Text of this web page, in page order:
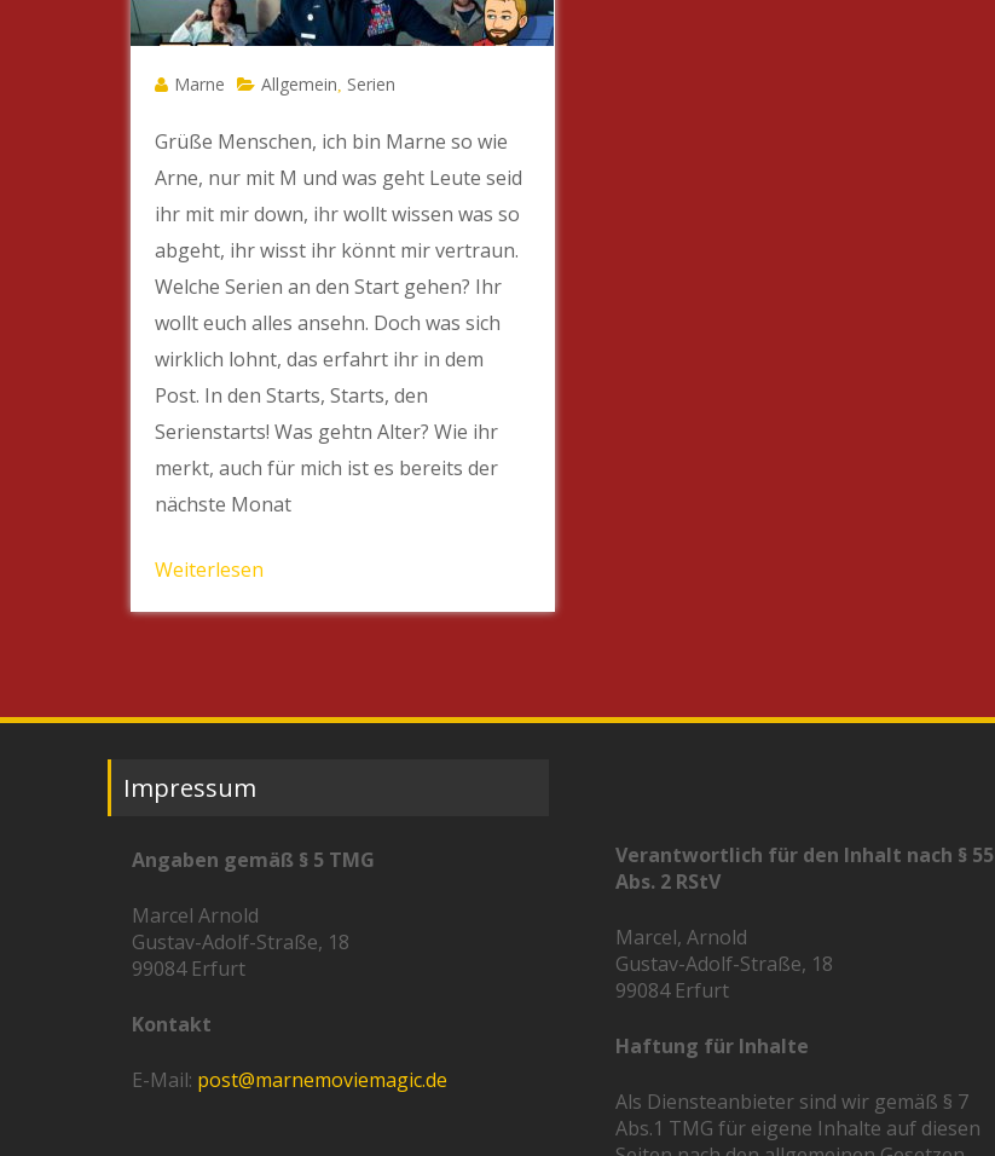
Marne Allgemein Serien
Grüße Menschen, ich bin Marne so wie
Arne, nur mit M und was geht Leute seid
ihr mit mir down, ihr wollt wissen was so
abgeht, ihr wisst ihr könnt mir vertraun.
Welche Serien an den Start gehen? Ihr
wollt euch alles ansehn. Doch was sich
wirklich lohnt, das erfahrt ihr in dem
Post. In den Starts, Starts, den
Serienstarts! Was gehtn Alter? Wie ihr
merkt, auch für mich ist es bereits der
nächste Monat
Weiterlesen
Impressum
Angaben gemäß § 5 TMG
Marcel Arnold
Gustav-Adolf-Straße, 18
99084 Erfurt
Kontakt
E-Mail: post@marnemoviemagic.de
Verantwortlich für den Inhalt nach § 55
Abs. 2 RStV
Marcel, Arnold
Gustav-Adolf-Straße, 18
99084 Erfurt
Haftung für Inhalte
Als Diensteanbieter sind wir gemäß § 7
Abs.1 TMG für eigene Inhalte auf diesen